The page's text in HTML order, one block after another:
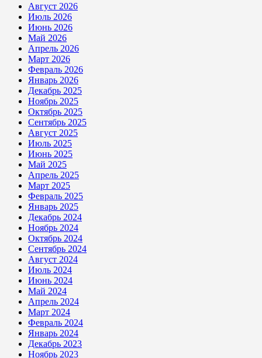
Август 2026
Июль 2026
Июнь 2026
Май 2026
Апрель 2026
Март 2026
Февраль 2026
Январь 2026
Декабрь 2025
Ноябрь 2025
Октябрь 2025
Сентябрь 2025
Август 2025
Июль 2025
Июнь 2025
Май 2025
Апрель 2025
Март 2025
Февраль 2025
Январь 2025
Декабрь 2024
Ноябрь 2024
Октябрь 2024
Сентябрь 2024
Август 2024
Июль 2024
Июнь 2024
Май 2024
Апрель 2024
Март 2024
Февраль 2024
Январь 2024
Декабрь 2023
Ноябрь 2023